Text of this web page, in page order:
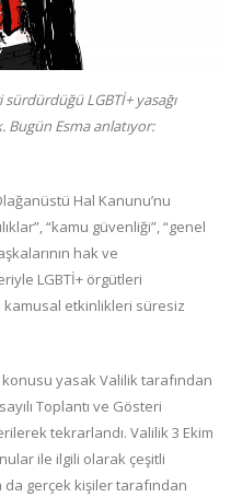
sürdürdüğü LGBTİ+ yasağı
Esma anlatıyor:
Hal Kanunu’nu
“kamu güvenliği”, “genel
hak ve
LGBTİ+ örgütleri
etkinlikleri süresiz
konusu yasak Valilik tarafından
Toplantı ve Gösteri
tekrarlandı. Valilik 3 Ekim
ile ilgili olarak çeşitli
gerçek kişiler tarafından